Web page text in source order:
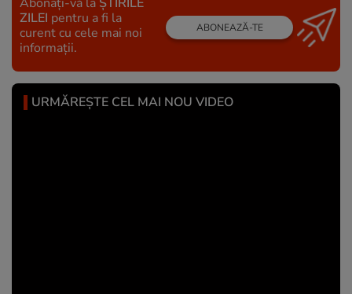
ZILEI pentru a fi la
curent cu cele mai noi
informații.
ABONEAZĂ-TE
URMĂREȘTE CEL MAI NOU VIDEO